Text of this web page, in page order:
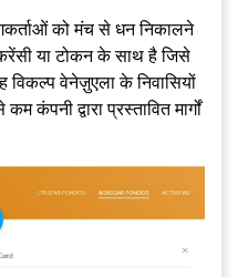
को मंच से धन निकालने
या टोकन के साथ है जिसे
विकल्प वेनेज़ुएला के निवासियों
कंपनी द्वारा प्रस्तावित मार्गों